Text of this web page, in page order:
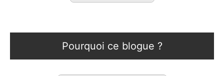
Pourquoi ce blogue ?